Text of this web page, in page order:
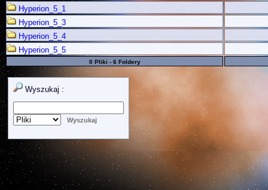
Hyperion_5_1
Hyperion_5_3
Hyperion_5_4
Hyperion_5_5
0 Pliki - 6 Foldery
Wyszukaj :